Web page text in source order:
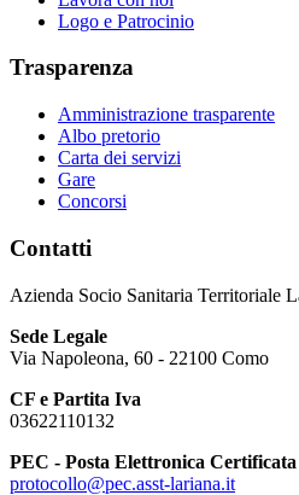
Logo e Patrocinio
Trasparenza
Amministrazione trasparente
Albo pretorio
Carta dei servizi
Gare
Concorsi
Contatti
Azienda Socio Sanitaria Territoriale
Sede Legale
Via Napoleona, 60 - 22100 Como
CF e Partita Iva
03622110132
PEC - Posta Elettronica Certificata
protocollo@pec.asst-lariana.it